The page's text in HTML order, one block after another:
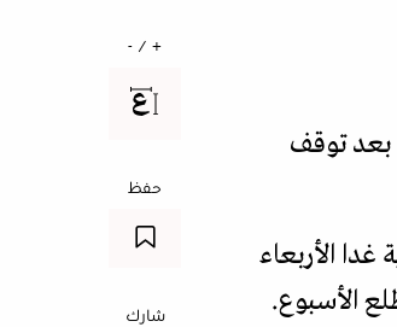
بعد توقف
غدا الأربعاء
+ / -
حفظ
شارك